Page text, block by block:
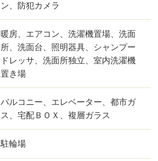
ン、防犯カメラ
暖房、エアコン、洗濯機置場、洗面
所、洗面台、照明器具、シャンプー
ドレッサ、洗面所独立、室内洗濯機
置き場
バルコニー、エレベーター、都市ガ
ス、宅配ＢＯＸ、複層ガラス
駐輪場